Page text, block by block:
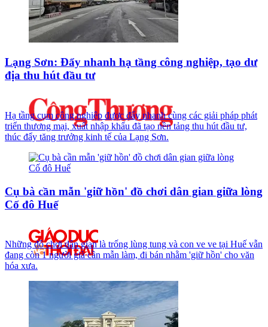
Lạng Sơn: Đẩy nhanh hạ tầng công nghiệp, tạo dư
địa thu hút đầu tư
Hạ tầng cụm công nghiệp được đẩy nhanh cùng các giải pháp phát
triển thương mại, xuất nhập khẩu đã tạo nền tảng thu hút đầu tư,
thúc đẩy tăng trưởng kinh tế của Lạng Sơn.
Cụ bà cần mẫn 'giữ hồn' đồ chơi dân gian giữa lòng
Cố đô Huế
Những đồ chơi dân gian là trống lùng tung và con ve ve tại Huế vẫn
đang còn 1 người già cần mẫn làm, đi bán nhằm 'giữ hồn' cho văn
hóa xưa.